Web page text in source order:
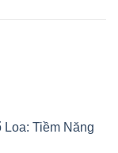
Tiềm Năng